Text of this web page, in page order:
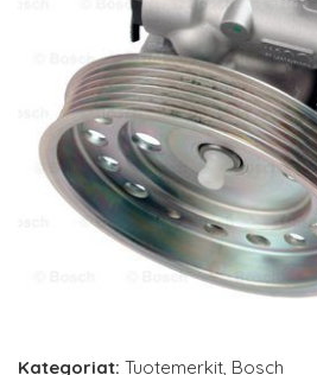
Kategoriat: Tuotemerkit Bosch